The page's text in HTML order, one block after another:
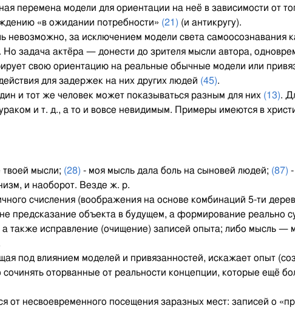
перемена модели для ориентации на неё в зависимости от
«в ожидании потребности» (21) (и антикругу).
невозможно, за исключением модели света самоосознавания
задача актёра — донести до зрителя мысли автора,
свою ориентацию на реальные обычные модели или
для задержек на них других людей (45).
и тот же человек может показываться разным для них (13).
и т. д., а то и вовсе невидимым. Примеры имеются в
твоей мысли; (28) - моя мысль дала боль на сыновей людей; (87)
и наоборот. Везде ж. р.
счисления (воображения на основе комбинаций 5-ти
предсказание объекта в будущем, а формирование реально
также исправление (очищение) записей опыта; либо мысль —
под влиянием моделей и привязанностей, искажает опыт
оторванные от реальности концепции, которые ещё
несвоевременного посещения заразных мест: записей о